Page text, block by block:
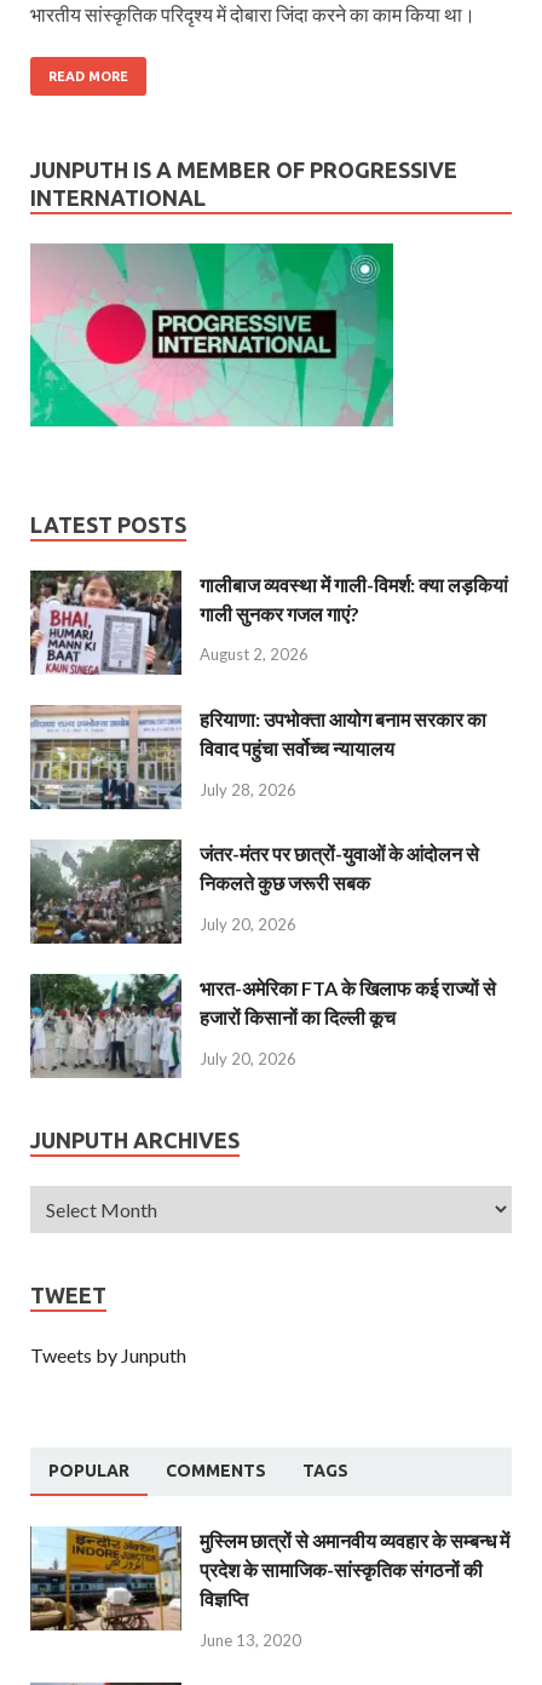
भारतीय सांस्‍कृतिक परिदृश्‍य में दोबारा जिंदा करने का काम किया था।
READ MORE
JUNPUTH IS A MEMBER OF PROGRESSIVE
INTERNATIONAL
LATEST POSTS
गालीबाज व्‍यवस्‍था में गाली-विमर्श: क्या लड़कियां
गाली सुनकर गजल गाएं?
August 2, 2026
हरियाणा: उपभोक्ता आयोग बनाम सरकार का
विवाद पहुंचा सर्वोच्च न्यायालय
July 28, 2026
जंतर-मंतर पर छात्रों-युवाओं के आंदोलन से
निकलते कुछ जरूरी सबक
July 20, 2026
भारत-अमेरिका FTA के खिलाफ कई राज्यों से
हजारों किसानों का दिल्ली कूच
July 20, 2026
JUNPUTH ARCHIVES
TWEET
Tweets by Junputh
POPULAR COMMENTS TAGS
मुस्लिम छात्रों से अमानवीय व्यवहार के सम्बन्ध में
प्रदेश के सामाजिक-सांस्कृतिक संगठनों की
विज्ञप्ति
June 13, 2020